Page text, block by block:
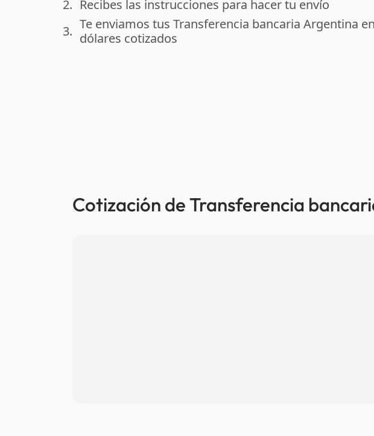
done
2. Recibes las instrucciones para hacer tu envío
done
3. Te enviamos tus Transferencia bancaria Argentina en
dólares cotizados
Cotización de Transferencia